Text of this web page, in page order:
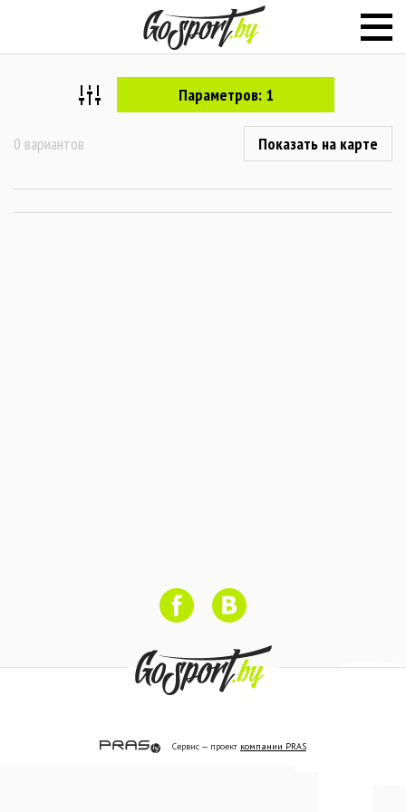
Параметров: 1
0 вариантов Показать на карте
Сервис — проект компании PRAS